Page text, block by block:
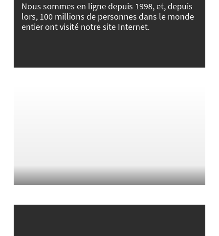
Nous sommes en ligne depuis 1998, et, depuis
lors, 100 millions de personnes dans le monde
entier ont visité notre site Internet.